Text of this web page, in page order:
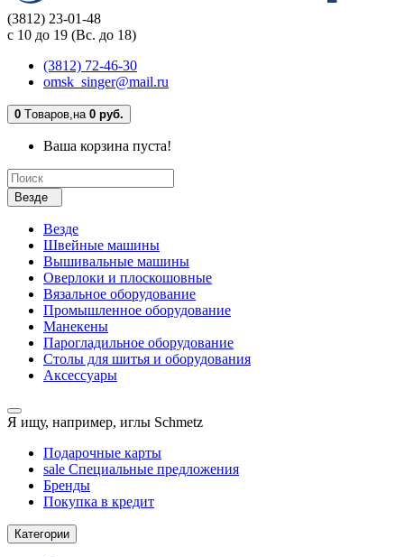
(3812) 23-01-48
с 10 до 19 (Вс. до 18)
(3812) 72-46-30
omsk_singer@mail.ru
0 Tоваров,на 0 руб.
Ваша корзина пуста!
Везде
Везде
Швейные машины
Вышивальные машины
Оверлоки и плоскошовные
Вязальное оборудование
Промышленное оборудование
Манекены
Парогладильное оборудование
Столы для шитья и оборудования
Аксессуары
Я ищу, например, иглы Schmetz
Подарочные карты
sale Специальные предложения
Бренды
Покупка в кредит
Категории